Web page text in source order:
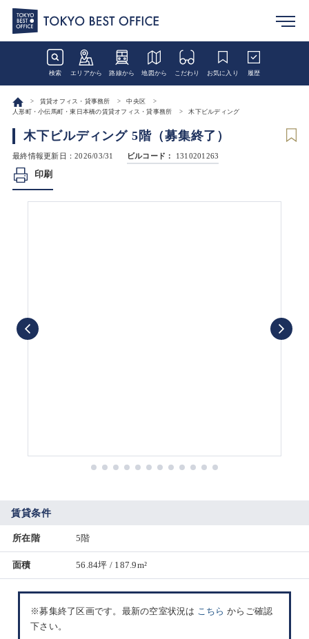
検索 エリアから 路線から 地図から こだわり お気に入り 履歴
賃貸オフィス・貸事務所
中央区
人形町・小伝馬町・東日本橋の賃貸オフィス・貸事務所
木下ビルディング
木下ビルディング 5階（募集終了）
最終情報更新日：2026/03/31 ビルコード： 1310201263
印刷
賃貸条件
所在階 5階
面積 56.84坪 / 187.9m²
※募集終了区画です。最新の空室状況は こちら からご確認
下さい。